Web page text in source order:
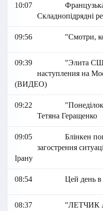
10:07
Складнопідрядні
09:56 "Смотри,
09:39
"Элита
наступления на
(ВИДЕО)
09:22
Тетяна Геращенко
09:05
Блінкен
загострення
Ірану
08:54 Цей день в
08:37
"ЛЕТЧИК